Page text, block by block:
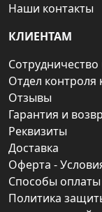
Наши контакты
КЛИЕНТАМ
Отдел контроля
Отзывы
Гарантия и
Реквизиты
Доставка
Оферта -
Способы оплаты
Политика